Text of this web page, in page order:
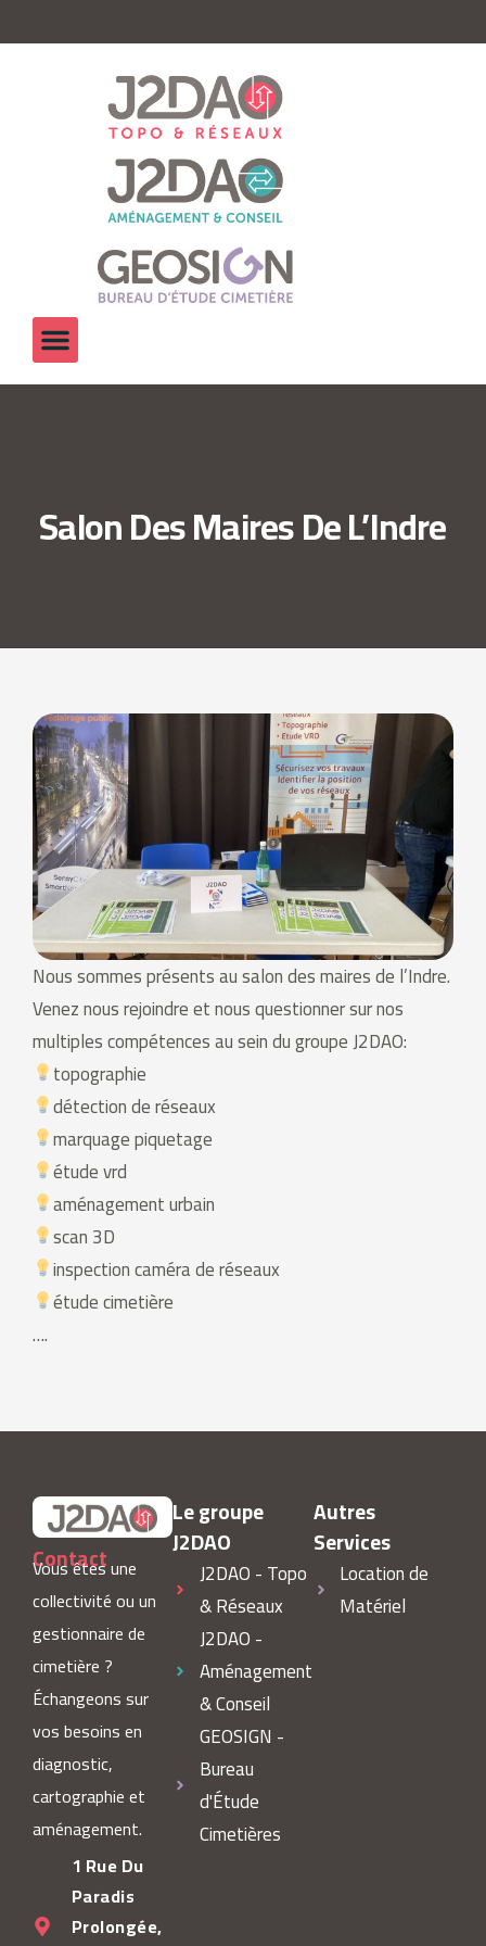
Salon Des Maires De L’Indre
Nous sommes présents au salon des maires de l’Indre.
Venez nous rejoindre et nous questionner sur nos
multiples compétences au sein du groupe J2DAO:
topographie
détection de réseaux
marquage piquetage
étude vrd
aménagement urbain
scan 3D
inspection caméra de réseaux
étude cimetière
….
Contact
Vous êtes une
collectivité ou un
gestionnaire de
cimetière ?
Échangeons sur
vos besoins en
diagnostic,
cartographie et
aménagement.
1 Rue Du
Paradis
Prolongée,
Le groupe
J2DAO
J2DAO - Topo
& Réseaux
J2DAO -
Aménagement
& Conseil
GEOSIGN -
Bureau
d'Étude
Cimetières
Autres
Services
Location de
Matériel